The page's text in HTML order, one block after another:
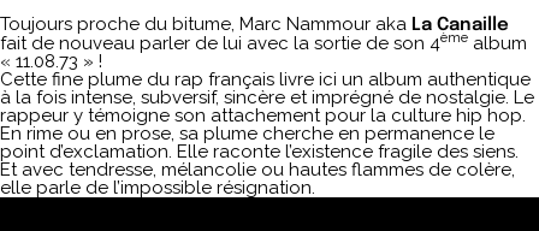
Toujours proche du bitume, Marc Nammour aka La Canaille
fait de nouveau parler de lui avec la sortie de son 4ème album
« 11.08.73 » !
Cette fine plume du rap français livre ici un album authentique
à la fois intense, subversif, sincère et imprégné de nostalgie. Le
rappeur y témoigne son attachement pour la culture hip hop.
En rime ou en prose, sa plume cherche en permanence le
point d’exclamation. Elle raconte l’existence fragile des siens.
Et avec tendresse, mélancolie ou hautes flammes de colère,
elle parle de l’impossible résignation.